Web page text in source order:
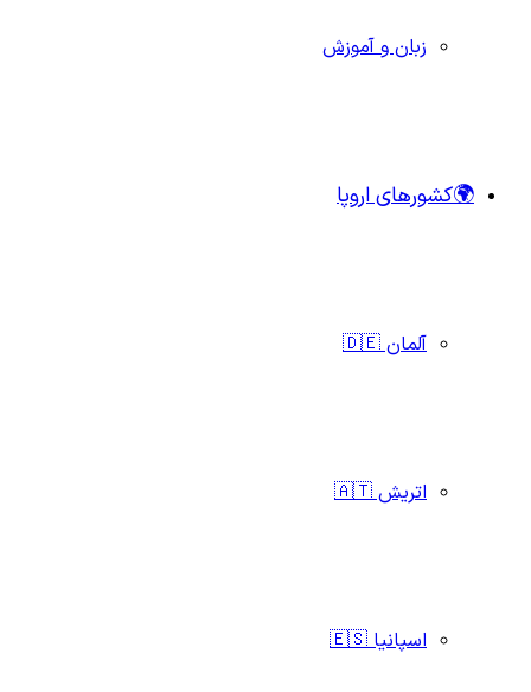
زبان و آموزش
🌍کشورهای اروپا
آلمان 🇩🇪
اتریش 🇦🇹
اسپانیا 🇪🇸